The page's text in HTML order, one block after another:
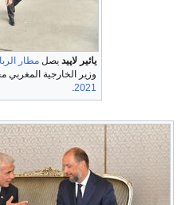
يائير لاپيد يصل مطار
وزير الخارجية
2021
.